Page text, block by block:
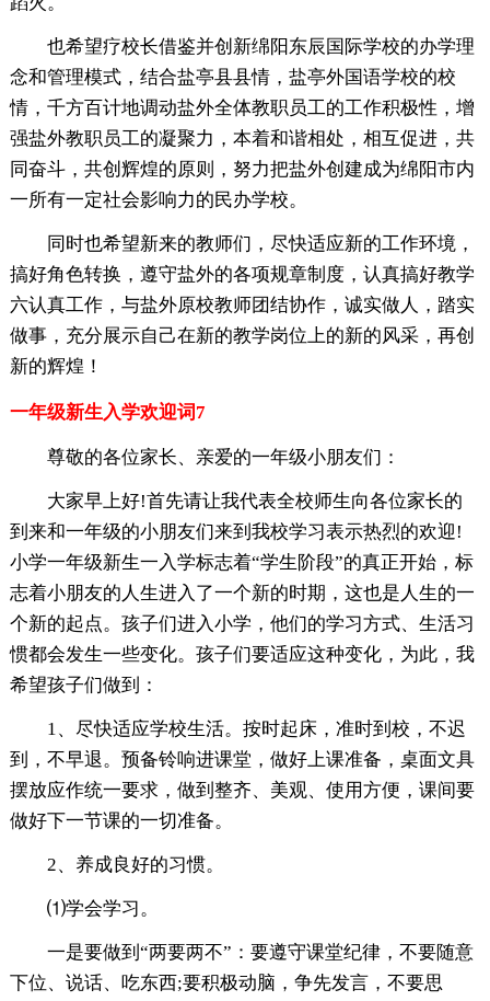
也希望疗校长借鉴并创新绵阳东辰国际学校的办学理
念和管理模式，结合盐亭县县情，盐亭外国语学校的校
情，千方百计地调动盐外全体教职员工的工作积极性，增
强盐外教职员工的凝聚力，本着和谐相处，相互促进，共
同奋斗，共创辉煌的原则，努力把盐外创建成为绵阳市内
一所有一定社会影响力的民办学校。
同时也希望新来的教师们，尽快适应新的工作环境，
搞好角色转换，遵守盐外的各项规章制度，认真搞好教学
六认真工作，与盐外原校教师团结协作，诚实做人，踏实
做事，充分展示自己在新的教学岗位上的新的风采，再创
新的辉煌！
一年级新生入学欢迎词7
尊敬的各位家长、亲爱的一年级小朋友们：
大家早上好!首先请让我代表全校师生向各位家长的
到来和一年级的小朋友们来到我校学习表示热烈的欢迎!
小学一年级新生一入学标志着“学生阶段”的真正开始，标
志着小朋友的人生进入了一个新的时期，这也是人生的一
个新的起点。孩子们进入小学，他们的学习方式、生活习
惯都会发生一些变化。孩子们要适应这种变化，为此，我
希望孩子们做到：
1、尽快适应学校生活。按时起床，准时到校，不迟
到，不早退。预备铃响进课堂，做好上课准备，桌面文具
摆放应作统一要求，做到整齐、美观、使用方便，课间要
做好下一节课的一切准备。
2、养成良好的习惯。
⑴学会学习。
一是要做到“两要两不”：要遵守课堂纪律，不要随意
下位、说话、吃东西;要积极动脑，争先发言，不要思